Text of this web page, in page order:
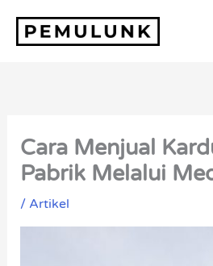
Cara Menjual
Pabrik Melalui
/ Artikel